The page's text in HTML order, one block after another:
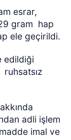
esrar,
gram hap
ele geçirildi.
edildiği
ruhsatsız
adli işlem
imal ve